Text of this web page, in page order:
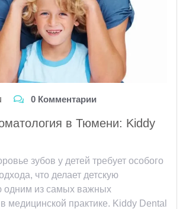
0 Комментарии
в Тюмени: Kiddy
зубов у детей требует особого
что делает детскую
одним из самых важных
медицинской практике. Kiddy Dental